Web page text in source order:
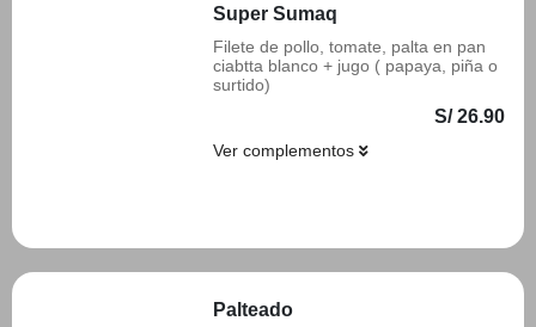
Super Sumaq
Filete de pollo, tomate, palta en pan
ciabtta blanco + jugo ( papaya, piña o
surtido)
S/ 26.90
Ver complementos
Palteado